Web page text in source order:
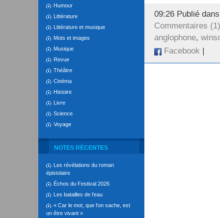
Humour
Littérature
Littérature et musique
Mots et images
Musique
Revue
Théâtre
Cinéma
Histoire
Livre
Science
Voyage
NOTES RÉCENTES
Les révélations du roman
épistolaire
Échos du Festival 2026
Les batailles de l’eau
« Car le mot, que l’on sache, est
un être vivant »
09:26 Publié
Commentaires (1)
anglophone,
Facebook |